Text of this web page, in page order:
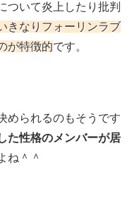
ついて炎上したり批判
きなりフォーリンラブ
が特徴的です。
められるのもそうです
た性格のメンバーが居
ね＾＾